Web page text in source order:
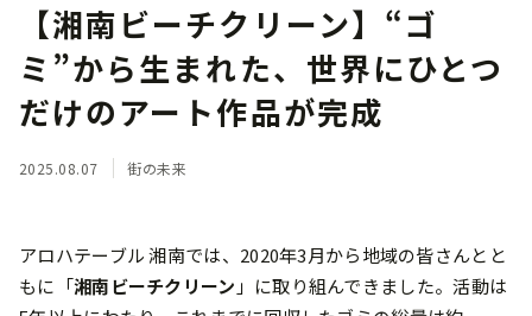
【湘南ビーチクリーン】“ゴ
ミ”から生まれた、世界にひとつ
だけのアート作品が完成
2025.08.07 街の未来
アロハテーブル 湘南では、2020年3月から地域の皆さんとと
もに「湘南ビーチクリーン 」に取り組んできました。活動は